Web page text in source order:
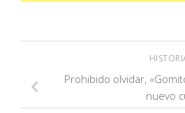
Prohibido olvidar,
nuevo